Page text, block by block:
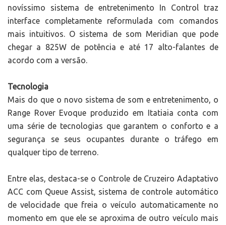
novíssimo sistema de entretenimento In Control traz
interface completamente reformulada com comandos
mais intuitivos. O sistema de som Meridian que pode
chegar a 825W de potência e até 17 alto-falantes de
acordo com a versão.
Tecnologia
Mais do que o novo sistema de som e entretenimento, o
Range Rover Evoque produzido em Itatiaia conta com
uma série de tecnologias que garantem o conforto e a
segurança se seus ocupantes durante o tráfego em
qualquer tipo de terreno.
Entre elas, destaca-se o Controle de Cruzeiro Adaptativo
ACC com Queue Assist, sistema de controle automático
de velocidade que freia o veículo automaticamente no
momento em que ele se aproxima de outro veículo mais